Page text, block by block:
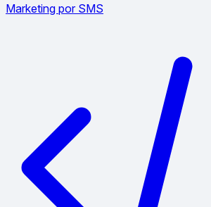
Marketing por SMS